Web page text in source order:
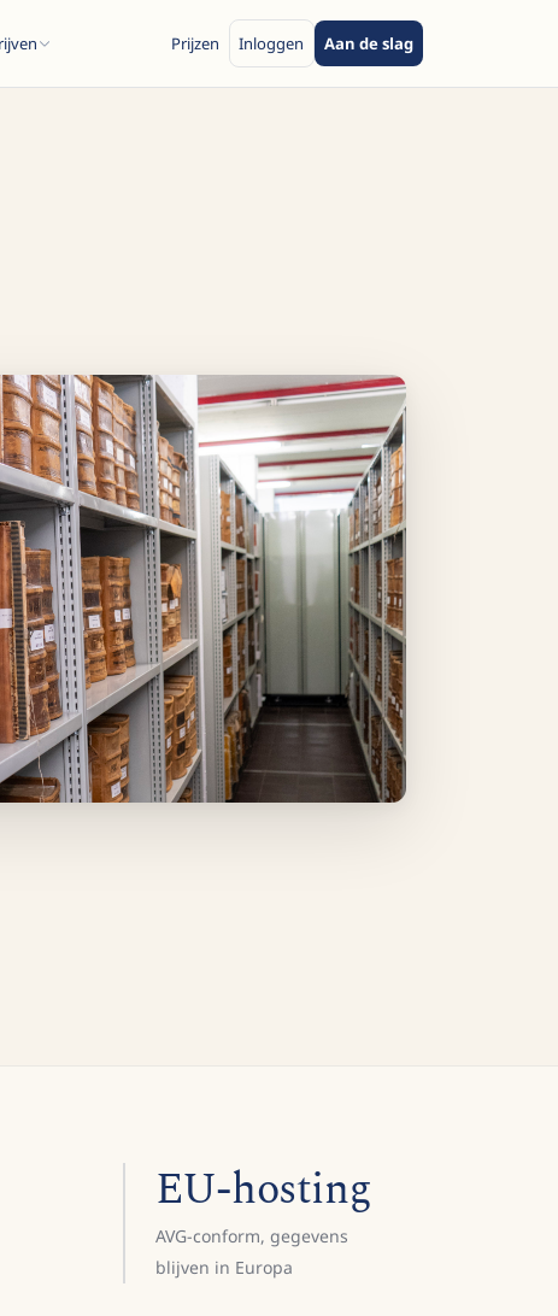
Prijzen Inloggen Aan de slag
EU-hosting
AVG-conform, gegevens
blijven in Europa